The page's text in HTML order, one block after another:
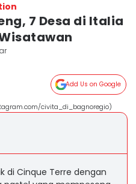
7 Desa di Italia
Add Us on Google
civita_di_bagnoregio)
di Cinque Terre dengan